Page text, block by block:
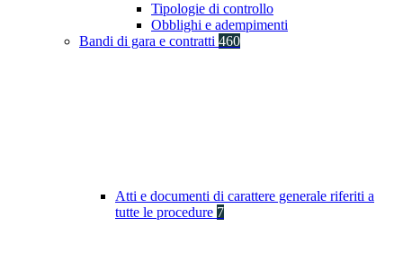
Tipologie di controllo
Obblighi e adempimenti
Bandi di gara e contratti 460
Atti e documenti di carattere generale riferiti a
tutte le procedure 7